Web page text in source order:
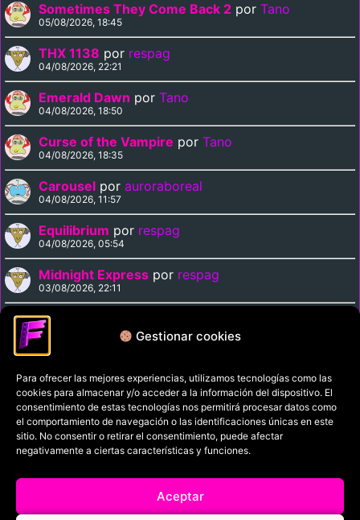
Gestionar cookies
Para ofrecer las mejores experiencias, utilizamos tecnologías como las
cookies para almacenar y/o acceder a la información del dispositivo. El
consentimiento de estas tecnologías nos permitirá procesar datos como
el comportamiento de navegación o las identificaciones únicas en este
sitio. No consentir o retirar el consentimiento, puede afectar
negativamente a ciertas características y funciones.
Aceptar
Sometimes They Come Back 2 por Tano
05/08/2026, 18:45
THX 1138 por respag
04/08/2026, 22:21
Emerald Dawn por Tano
04/08/2026, 18:50
Curse of the Vampire por Tano
04/08/2026, 18:35
Carousel por auroraboreal
04/08/2026, 11:57
Equilibrium por respag
04/08/2026, 05:54
Midnight Express por respag
03/08/2026, 22:11
Magnolia
03/08/2026, 21:29
Política de privacidad
Términos y condiciones
Política de cookies
Aviso Legal
Filmaniak (2026)